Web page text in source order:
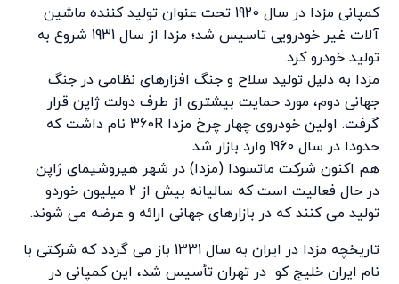
کمپانی مزدا در سال 1920 تحت عنوان تولید کننده ماشین
آلات غیر خودرویی تاسیس شد؛ مزدا از سال 1931 شروع به
تولید خودرو کرد.
مزدا به دلیل تولید سلاح و جنگ افزارهای نظامی در جنگ
جهانی دوم، مورد حمایت بیشتری از طرف دولت ژاپن قرار
گرفت. اولین خودروی چهار چرخ مزدا 360R نام داشت که
حدودا در سال 1960 وارد بازار شد.
هم اکنون شرکت ماتسودا (مزدا) در شهر هیروشیمای ژاپن
در حال فعالیت است که سالیانه بیش از 2 میلیون خوردو
تولید می کنند که در بازارهای جهانی ارائه و عرضه می شوند.
تاریخچه مزدا در ایران به سال 1331 باز می گردد که شرکتی با
نام ایران خلیج کو در تهران تأسیس شد، این کمپانی در